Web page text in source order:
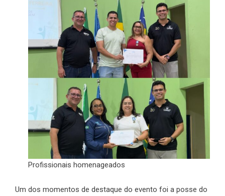
Profissionais homenageados
Um dos momentos de destaque do evento foi a posse do